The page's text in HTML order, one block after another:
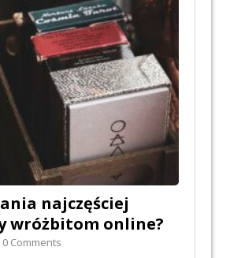
najczęściej
wróżbitom online?
Comments